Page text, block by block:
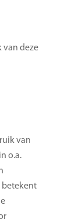
van deze
van
o.a.
betekent